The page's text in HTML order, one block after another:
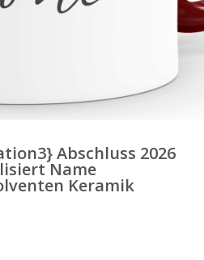
Abschluss 2026
Name
Keramik